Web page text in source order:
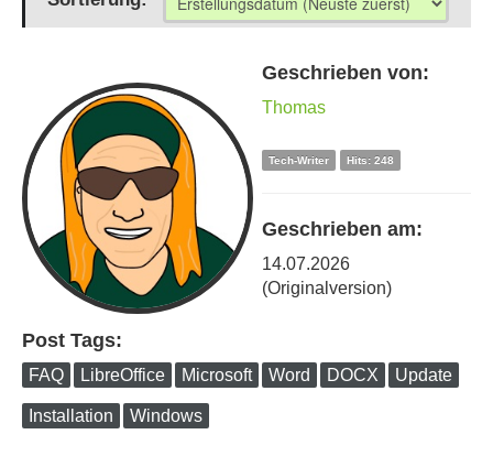
Impressum / Kontakt
Geschrieben von:
Thomas
Tech-Writer Hits: 248
Geschrieben am:
14.07.2026
(Originalversion)
Post Tags:
FAQ LibreOffice Microsoft Word DOCX Update
Installation Windows